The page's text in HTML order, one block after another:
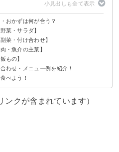
おかずは何が合う？
菜・サラダ】
菜・付け合わせ】
・魚介の主菜】
もの】
わせ・メニュー例を紹介！
べよう！
ンクが含まれています）